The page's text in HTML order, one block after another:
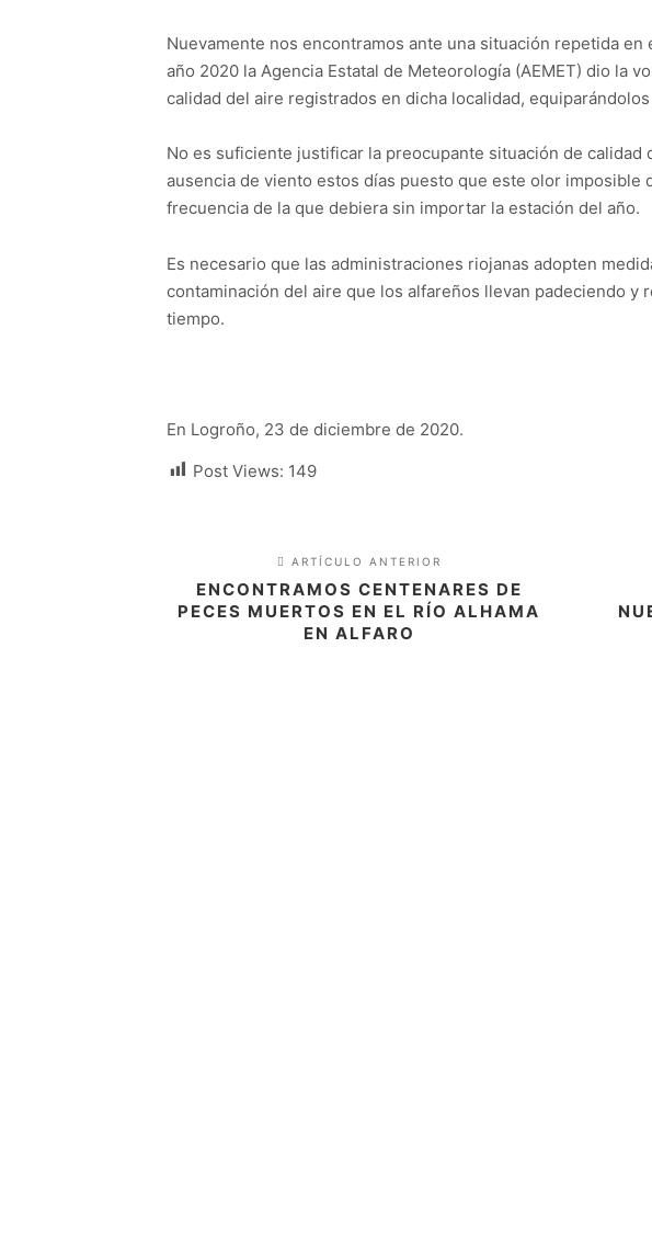
Nuevamente nos encontramos ante una situación repetida
año 2020 la Agencia Estatal de Meteorología (AEMET) dio la
calidad del aire registrados en dicha localidad,
No es suficiente justificar la preocupante situación de calidad
ausencia de viento estos días puesto que este olor imposible
frecuencia de la que debiera sin importar la estación del año.
Es necesario que las administraciones riojanas adopten
contaminación del aire que los alfareños llevan padeciendo y
tiempo.
En Logroño, 23 de diciembre de 2020.
Post Views: 149
ARTÍCULO ANTERIOR
ENCONTRAMOS CENTENARES DE
PECES MUERTOS EN EL RÍO ALHAMA
EN ALFARO